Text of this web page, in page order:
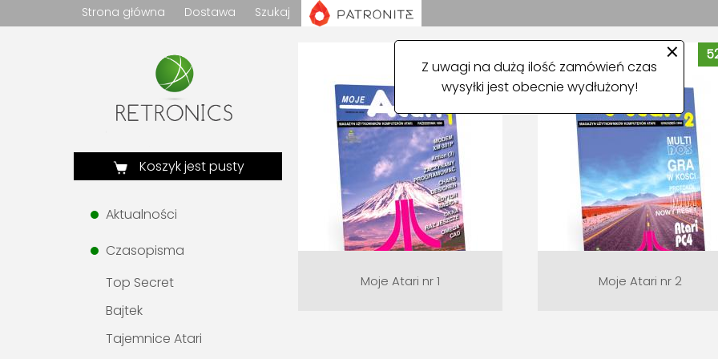
Z uwagi na dużą ilość zamówień czas
wysyłki jest obecnie wydłużony!
×
Strona główna Dostawa Szukaj
Koszyk jest pusty
Aktualności
Czasopisma
Top Secret
Bajtek
Tajemnice Atari
Moje Atari nr 1 Moje Atari nr 2